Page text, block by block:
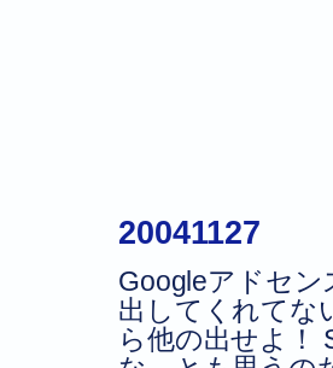
20041127
Googleアドセ
出してくれてな
ら他の出せよ！